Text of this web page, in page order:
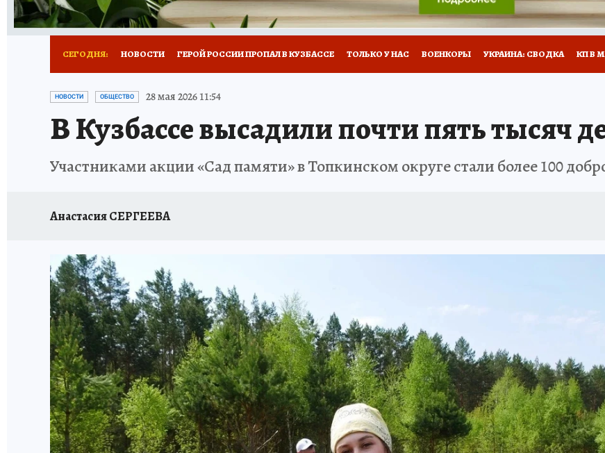
СЕГОДНЯ: НОВОСТИ ГЕРОЙ РОССИИ ПРОПАЛ В КУЗБАССЕ ТОЛЬКО У НАС ВОЕНКОРЫ УКРАИНА: СВОДКА КП В
ЗАПОВЕДНАЯ РОССИЯ
НОВОСТИ ОБЩЕСТВО 28 мая 2026 11:54
В Кузбассе высадили почти пять тысяч
Участниками акции «Сад памяти» в Топкинском округе стали более 100
Анастасия СЕРГЕЕВА